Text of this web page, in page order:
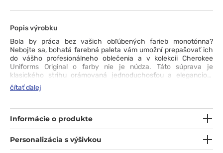
Popis výrobku
Bola by práca bez vašich obľúbených farieb monotónna?
Nebojte sa, bohatá farebná paleta vám umožní prepašovať ich
do vášho profesionálneho oblečenia a v kolekcii Cherokee
Uniforms Original o farby nie je núdza. Táto súprava je
klasického strihu orámovaná jednoduchosťou a eleganciou.
Skladá sa z blúzky s výstrihom do V, bočnými rozparky
a priestrannými vreckami a nohavíc s jemne zúženými
vreckami. Odolná a ľahko udržiavateľná tkanina, ktorú môžete
prať na 70 °C, je pohodlná a spoľahlivá na nosenie. Zostáva už
čítať ďalej
Informácie o produkte
Personalizácia s výšivkou